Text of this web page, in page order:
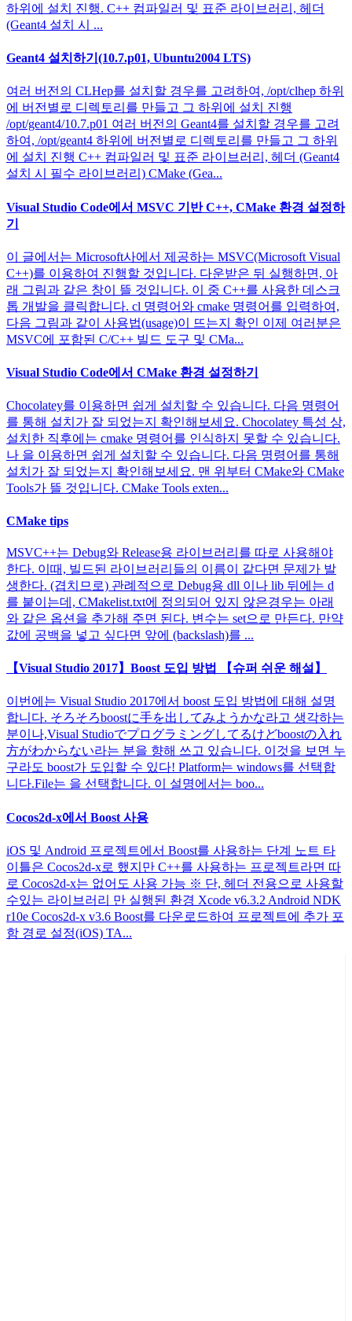
하위에 설치 진행. C++ 컴파일러 및 표준 라이브러리, 헤더
(Geant4 설치 시 ...
Geant4 설치하기(10.7.p01, Ubuntu2004 LTS)
여러 버전의 CLHep를 설치할 경우를 고려하여, /opt/clhep 하위
에 버전별로 디렉토리를 만들고 그 하위에 설치 진행
/opt/geant4/10.7.p01 여러 버전의 Geant4를 설치할 경우를 고려
하여, /opt/geant4 하위에 버전별로 디렉토리를 만들고 그 하위
에 설치 진행 C++ 컴파일러 및 표준 라이브러리, 헤더 (Geant4
설치 시 필수 라이브러리) CMake (Gea...
Visual Studio Code에서 MSVC 기반 C++, CMake 환경 설정하
기
이 글에서는 Microsoft사에서 제공하는 MSVC(Microsoft Visual
C++)를 이용하여 진행할 것입니다. 다운받은 뒤 실행하면, 아
래 그림과 같은 창이 뜰 것입니다. 이 중 C++를 사용한 데스크
톱 개발을 클릭합니다. cl 명령어와 cmake 명령어를 입력하여,
다음 그림과 같이 사용법(usage)이 뜨는지 확인 이제 여러분은
MSVC에 포함된 C/C++ 빌드 도구 및 CMa...
Visual Studio Code에서 CMake 환경 설정하기
Chocolatey를 이용하면 쉽게 설치할 수 있습니다. 다음 명령어
를 통해 설치가 잘 되었는지 확인해보세요. Chocolatey 특성 상,
설치한 직후에는 cmake 명령어를 인식하지 못할 수 있습니다.
나 을 이용하면 쉽게 설치할 수 있습니다. 다음 명령어를 통해
설치가 잘 되었는지 확인해보세요. 맨 위부터 CMake와 CMake
Tools가 뜰 것입니다. CMake Tools exten...
CMake tips
MSVC++는 Debug와 Release용 라이브러리를 따로 사용해야
한다. 이때, 빌드된 라이브러리들의 이름이 같다면 문제가 발
생한다. (겹치므로) 관례적으로 Debug용 dll 이나 lib 뒤에는 d
를 붙이는데, CMakelist.txt에 정의되어 있지 않은경우는 아래
와 같은 옵션을 추가해 주면 된다. 변수는 set으로 만든다. 만약
값에 공백을 넣고 싶다면 앞에 (backslash)를 ...
【Visual Studio 2017】Boost 도입 방법 【슈퍼 쉬운 해설】
이번에는 Visual Studio 2017에서 boost 도입 방법에 대해 설명
합니다. そろそろboostに手を出してみようかな라고 생각하는
분이나,Visual Studioでプログラミングしてるけどboostの入れ
方がわからない라는 분을 향해 쓰고 있습니다. 이것을 보면 누
구라도 boost가 도입할 수 있다! Platform는 windows를 선택합
니다.File는 을 선택합니다. 이 설명에서는 boo...
Cocos2d-x에서 Boost 사용
iOS 및 Android 프로젝트에서 Boost를 사용하는 단계 노트 타
이틀은 Cocos2d-x로 했지만 C++를 사용하는 프로젝트라면 따
로 Cocos2d-x는 없어도 사용 가능 ※ 단, 헤더 전용으로 사용할
수있는 라이브러리 만 실행된 환경 Xcode v6.3.2 Android NDK
r10e Cocos2d-x v3.6 Boost를 다운로드하여 프로젝트에 추가 포
함 경로 설정(iOS) TA...